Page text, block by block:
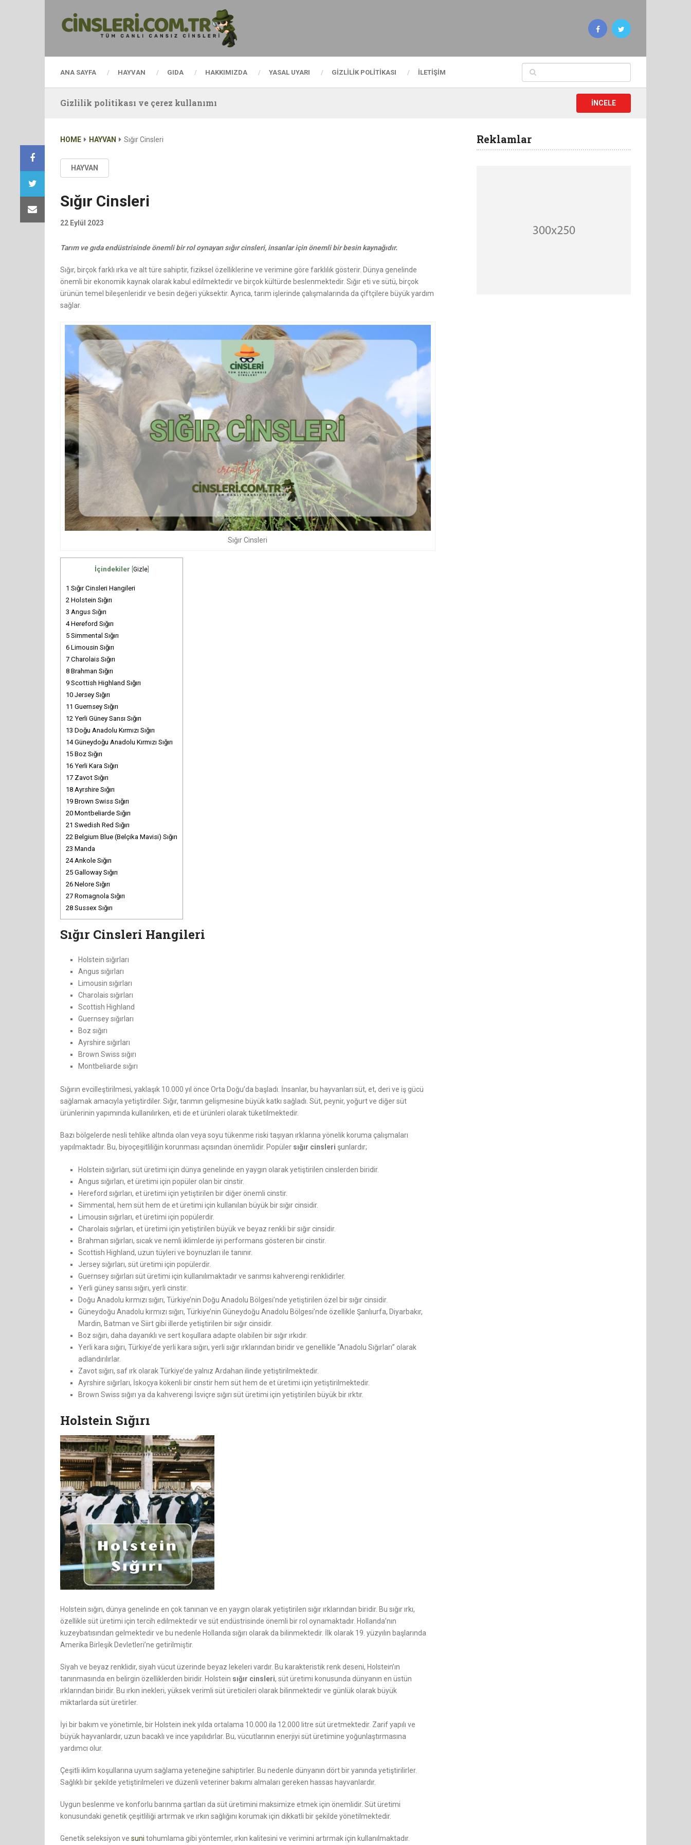
ANA SAYFA HAYVAN GIDA HAKKIMIZDA YASAL UYARI GIZLILIK POLITIKASI İLETIŞIM
Gizlilik politikası ve çerez kullanımı İNCELE
HOME HAYVAN Sığır Cinsleri
HAYVAN
Sığır Cinsleri
22 Eylül 2023
Tarım ve gıda endüstrisinde önemli bir rol oynayan sığır cinsleri, insanlar için önemli bir besin kaynağıdır.
Sığır, birçok farklı ırka ve alt türe sahiptir, fiziksel özelliklerine ve verimine göre farklılık gösterir. Dünya genelinde
önemli bir ekonomik kaynak olarak kabul edilmektedir ve birçok kültürde beslenmektedir. Sığır eti ve sütü, birçok
ürünün temel bileşenleridir ve besin değeri yüksektir. Ayrıca, tarım işlerinde çalışmalarında da çiftçilere büyük yardım
sağlar.
Sığır Cinsleri
İçindekiler Gizle]
1 Sığır Cinsleri Hangileri
2 Holstein Sığırı
3 Angus Sığırı
4Hereford Sığırı
5 Simmental Sığırı
6 Limousin Sığırı
7 Charolais Sığırı
8 Brahman Sığırı
9 Scottish Highland Sığırı
10 Jersey Sığırı
11 Guernsey Sığırı
12 Yerli Güney Sarısı Sığırı
13 Doğu Anadolu Kırmızı Sığırı
14Güneydoğu Anadolu Kırmızı Sığırı
15 Boz Sığırı
16 Yerli Kara Sığırı
17 Zavot Sığırı
18 Ayrshire Sığırı
19 Brown Swiss Sığırı
20 Montbeliarde Sığırı
21 Swedish Red Sığırı
22 Belgium Blue (Belçika Mavisi) Sığırı
23 Manda
24Ankole Sığırı
25 Galloway Sığırı
26 Nelore Sığırı
27 Romagnola Sığırı
28 Sussex Sığırı
Sığır Cinsleri Hangileri
Holstein sığırları
Angus sığırları
Limousin sığırları
Charolais sığırları
Scottish Highland
Guernsey sığırları
Boz sığırı
Ayrshire sığırları
Brown Swiss sığırı
Montbeliarde sığırı
Sığırın evcilleştirilmesi, yaklaşık 10.000 yıl önce Orta Doğu’da başladı. İnsanlar, bu hayvanları süt, et, deri ve iş gücü
sağlamak amacıyla yetiştirdiler. Sığır, tarımın gelişmesine büyük katkı sağladı. Süt, peynir, yoğurt ve diğer süt
ürünlerinin yapımında kullanılırken, eti de et ürünleri olarak tüketilmektedir.
Bazı bölgelerde nesli tehlike altında olan veya soyu tükenme riski taşıyan ırklarına yönelik koruma çalışmaları
yapılmaktadır. Bu, biyoçeşitliliğin korunması açısından önemlidir. Popüler sığır cinsleri şunlardır;
Holstein sığırları, süt üretimi için dünya genelinde en yaygın olarak yetiştirilen cinslerden biridir.
Angus sığırları, et üretimi için popüler olan bir cinstir.
Hereford sığırları, et üretimi için yetiştirilen bir diğer önemli cinstir.
Simmental, hem süt hem de et üretimi için kullanılan büyük bir sığır cinsidir.
Limousin sığırları, et üretimi için popülerdir.
Charolais sığırları, et üretimi için yetiştirilen büyük ve beyaz renkli bir sığır cinsidir.
Brahman sığırları, sıcak ve nemli iklimlerde iyi performans gösteren bir cinstir.
Scottish Highland, uzun tüyleri ve boynuzları ile tanınır.
Jersey sığırları, süt üretimi için popülerdir.
Guernsey sığırları süt üretimi için kullanılımaktadır ve sarımsı kahverengi renklidirler.
Yerli güney sarısı sığırı, yerli cinstir.
Doğu Anadolu kırmızı sığırı, Türkiye’nin Doğu Anadolu Bölgesi’nde yetiştirilen özel bir sığır cinsidir.
Güneydoğu Anadolu kırmızı sığırı, Türkiye’nin Güneydoğu Anadolu Bölgesi’nde özellikle Şanlıurfa, Diyarbakır,
Mardin, Batman ve Siirt gibi illerde yetiştirilen bir sığır cinsidir.
Boz sığırı, daha dayanıklı ve sert koşullara adapte olabilen bir sığır ırkıdır.
Yerli kara sığırı, Türkiye’de yerli kara sığırı, yerli sığır ırklarından biridir ve genellikle “Anadolu Sığırları” olarak
adlandırılırlar.
Zavot sığırı, saf ırk olarak Türkiye’de yalnız Ardahan ilinde yetiştirilmektedir.
Ayrshire sığırları, İskoçya kökenli bir cinstir hem süt hem de et üretimi için yetiştirilmektedir.
Brown Swiss sığırı ya da kahverengi İsviçre sığırı süt üretimi için yetiştirilen büyük bir ırktır.
Holstein Sığırı
Holstein sığırı, dünya genelinde en çok tanınan ve en yaygın olarak yetiştirilen sığır ırklarından biridir. Bu sığır ırkı,
özellikle süt üretimi için tercih edilmektedir ve süt endüstrisinde önemli bir rol oynamaktadır. Hollanda’nın
kuzeybatısından gelmektedir ve bu nedenle Hollanda sığırı olarak da bilinmektedir. İlk olarak 19. yüzyılın başlarında
Amerika Birleşik Devletleri’ne getirilmiştir.
Siyah ve beyaz renklidir, siyah vücut üzerinde beyaz lekeleri vardır. Bu karakteristik renk deseni, Holstein’ın
tanınmasında en belirgin özelliklerden biridir. Holstein sığır cinsleri, süt üretimi konusunda dünyanın en üstün
ırklarından biridir. Bu ırkın inekleri, yüksek verimli süt üreticileri olarak bilinmektedir ve günlük olarak büyük
miktarlarda süt üretirler.
İyi bir bakım ve yönetimle, bir Holstein inek yılda ortalama 10.000 ila 12.000 litre süt üretmektedir. Zarif yapılı ve
büyük hayvanlardır, uzun bacaklı ve ince yapılıdırlar. Bu, vücutlarının enerjiyi süt üretimine yoğunlaştırmasına
yardımcı olur.
Çeşitli iklim koşullarına uyum sağlama yeteneğine sahiptirler. Bu nedenle dünyanın dört bir yanında yetiştirilirler.
Sağlıklı bir şekilde yetiştirilmeleri ve düzenli veteriner bakımı almaları gereken hassas hayvanlardır.
Uygun beslenme ve konforlu barınma şartları da süt üretimini maksimize etmek için önemlidir. Süt üretimi
konusundaki genetik çeşitliliği artırmak ve ırkın sağlığını korumak için dikkatli bir şekilde yönetilmektedir.
Genetik seleksiyon ve suni tohumlama gibi yöntemler, ırkın kalitesini ve verimini artırmak için kullanılmaktadır.
Reklamlar